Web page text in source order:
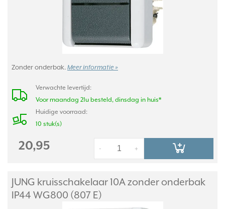
Zonder onderbak. Meer informatie »
Verwachte levertijd:
Voor maandag 21u besteld, dinsdag in huis*
Huidige voorraad:
10 stuk(s)
20,95 +
-
JUNG kruisschakelaar 10A zonder onderbak
IP44 WG800 (807 E)